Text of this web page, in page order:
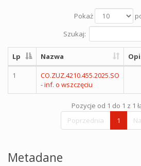
Pokaż
Szukaj:
Lp Nazwa
1
CO.ZUZ.4210.455.2025.SO
- inf. o wszczęciu
Pozycje od 1 do 1 z 1
Poprzednia
1
Metadane